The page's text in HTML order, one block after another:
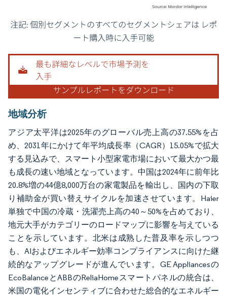
画像 © Mordor Intelligence。再利用にはCC BY 4.0の表示が必要です。
地域分析
アジア太平洋は2025年のグローバル売上高の37.55%を占
め、2031年にかけて年平均成長率（CAGR）15.05%で拡大
する見込みで、スマート小型家電市場において最大かつ最
も成長の速い地域となっています。中国は2024年に前年比
20.8%増の44億8,000万台の家電製品を輸出し、国内の下取
り補助金が買い替えサイクルを加速させています。Haier
単独で中国の冷蔵・洗濯売上高の40～50%を占めており、
地元大手がカテゴリーのロードマップに影響を与えている
ことを示しています。北米は成熟した普及率を示しつつ
も、AIおよびエネルギー効率コンプライアンスに向けた継
続的なアップグレードが進んでいます。GE Appliancesの
EcoBalanceとABBのReliaHomeスマートパネルの統合は、
米国の電化インセンティブに合わせた総合的なエネルギー